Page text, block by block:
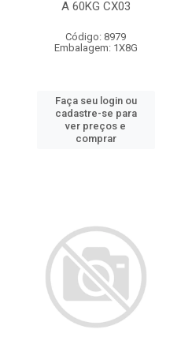
A 60KG CX03
Código: 8979
Embalagem: 1X8G
Faça seu login ou
cadastre-se para
ver preços e
comprar